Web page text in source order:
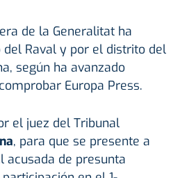
de la Generalitat ha
Raval y por el distrito del
según ha avanzado
Europa Press.
el juez del Tribunal
, para que se presente a
acusada de presunta